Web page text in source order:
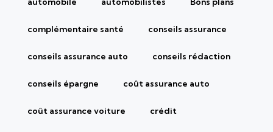
complémentaire santé conseils assurance
conseils assurance auto conseils rédaction
conseils épargne coût assurance auto
coût assurance voiture crédit